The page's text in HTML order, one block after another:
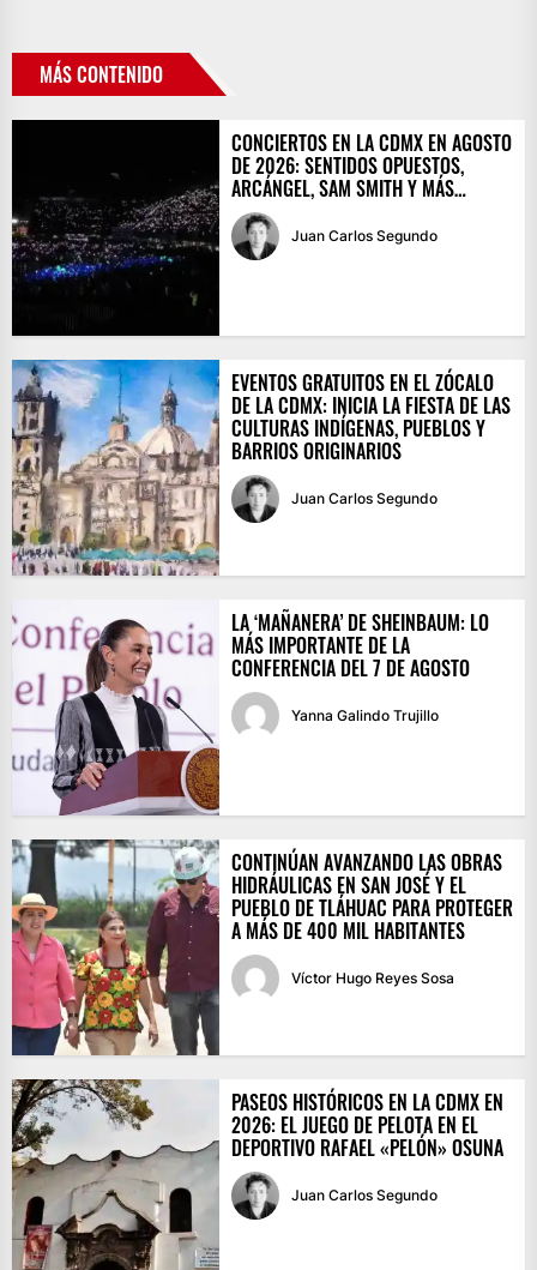
MÁS CONTENIDO
CONCIERTOS EN LA CDMX EN AGOSTO
DE 2026: SENTIDOS OPUESTOS,
ARCÁNGEL, SAM SMITH Y MÁS…
Juan Carlos Segundo
EVENTOS GRATUITOS EN EL ZÓCALO
DE LA CDMX: INICIA LA FIESTA DE LAS
CULTURAS INDÍGENAS, PUEBLOS Y
BARRIOS ORIGINARIOS
Juan Carlos Segundo
LA ‘MAÑANERA’ DE SHEINBAUM: LO
MÁS IMPORTANTE DE LA
CONFERENCIA DEL 7 DE AGOSTO
Yanna Galindo Trujillo
CONTINÚAN AVANZANDO LAS OBRAS
HIDRÁULICAS EN SAN JOSÉ Y EL
PUEBLO DE TLÁHUAC PARA PROTEGER
A MÁS DE 400 MIL HABITANTES
Víctor Hugo Reyes Sosa
PASEOS HISTÓRICOS EN LA CDMX EN
2026: EL JUEGO DE PELOTA EN EL
DEPORTIVO RAFAEL «PELÓN» OSUNA
Juan Carlos Segundo